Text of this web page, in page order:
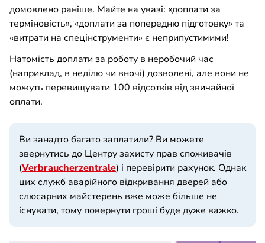
домовлено раніше. Майте на увазі: «доплати за
терміновість», «доплати за попередню підготовку» та
«витрати на спецінструменти» є неприпустимими!
Натомість доплати за роботу в неробочий час
(наприклад, в неділю чи вночі) дозволені, але вони не
можуть перевищувати 100 відсотків від звичайної
оплати.
Ви занадто багато заплатили? Ви можете
звернутись до Центру захисту прав споживачів
(Verbraucherzentrale) і перевірити рахунок. Однак
цих служб аварійного відкривання дверей або
слюсарних майстерень вже може більше не
існувати, тому повернути гроші буде дуже важко.